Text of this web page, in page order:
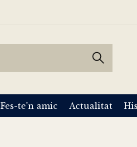
Fes-te'n amic Actualitat